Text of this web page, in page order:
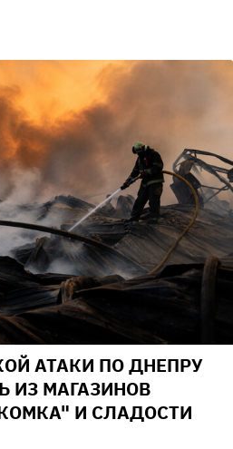
АТАКИ ПО ДНЕПРУ
ИЗ МАГАЗИНОВ
И СЛАДОСТИ